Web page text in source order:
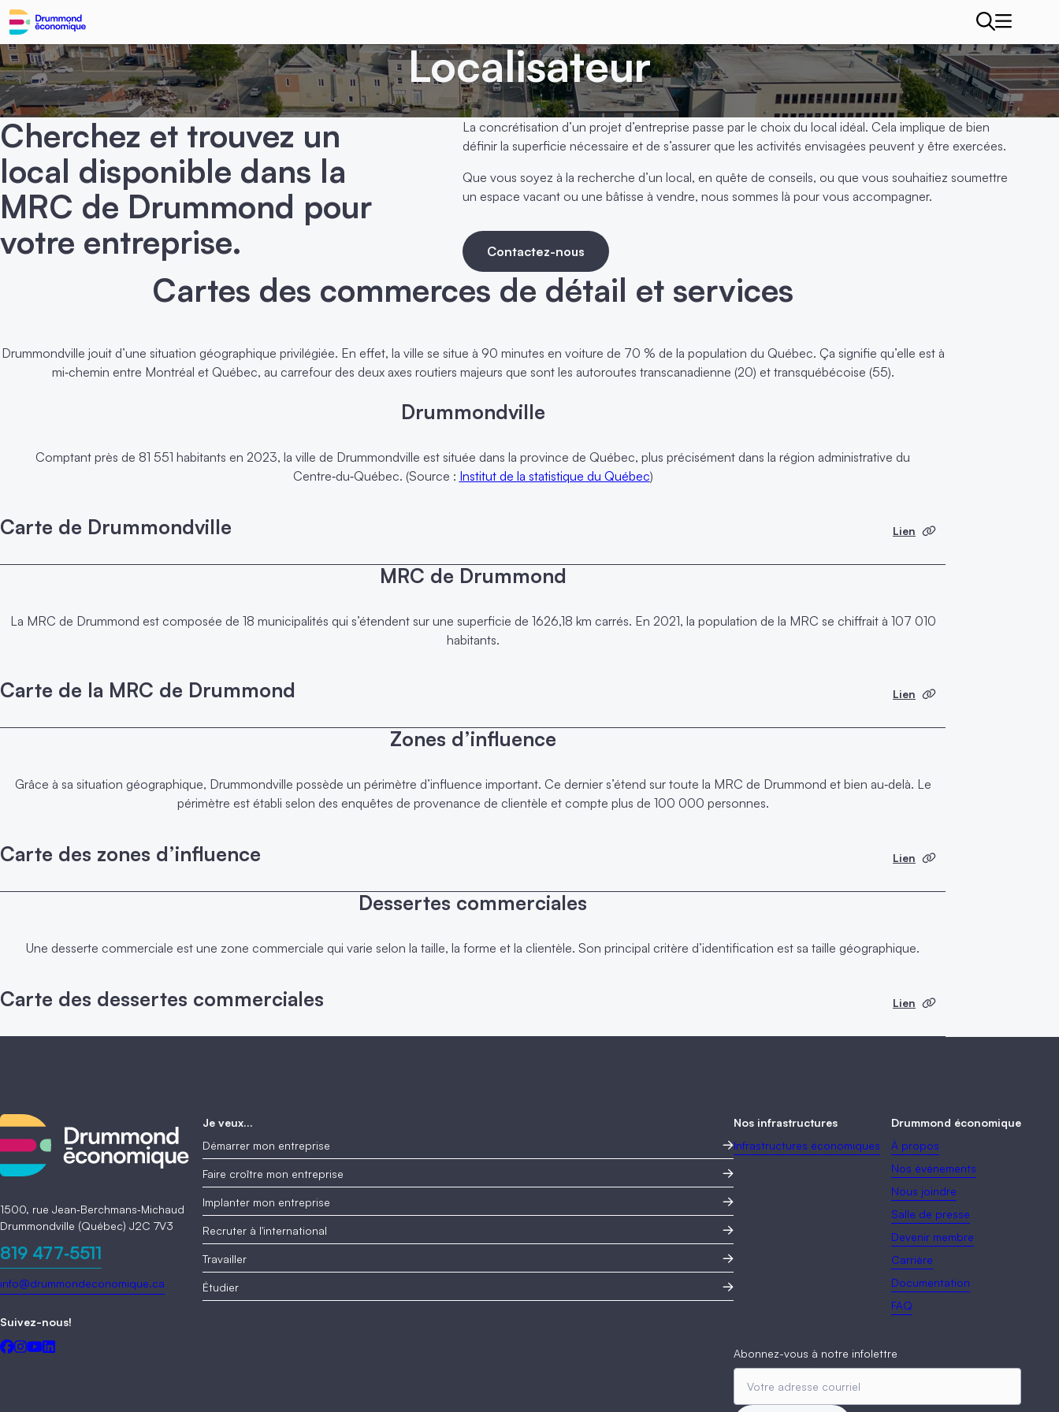
Localisateur
Cherchez et trouvez un
local disponible dans la
MRC de Drummond pour
votre entreprise.
La concrétisation d’un projet d’entreprise passe par le choix du local idéal. Cela implique de bien
définir la superficie nécessaire et de s’assurer que les activités envisagées peuvent y être exercées.
Que vous soyez à la recherche d’un local, en quête de conseils, ou que vous souhaitiez soumettre
un espace vacant ou une bâtisse à vendre, nous sommes là pour vous accompagner.
Contactez-nous
Cartes des commerces de détail et services
Drummondville jouit d’une situation géographique privilégiée. En effet, la ville se situe à 90 minutes en voiture de 70 % de la population du Québec. Ça signifie qu’elle est à
mi‑chemin entre Montréal et Québec, au carrefour des deux axes routiers majeurs que sont les autoroutes transcanadienne (20) et transquébécoise (55).
Drummondville
Comptant près de 81 551 habitants en 2023, la ville de Drummondville est située dans la province de Québec, plus précisément dans la région administrative du
Centre‑du‑Québec. (Source : Institut de la statistique du Québec)
Carte de Drummondville Lien
MRC de Drummond
La MRC de Drummond est composée de 18 municipalités qui s’étendent sur une superficie de 1626,18 km carrés. En 2021, la population de la MRC se chiffrait à 107 010
habitants.
Carte de la MRC de Drummond Lien
Zones d’influence
Grâce à sa situation géographique, Drummondville possède un périmètre d’influence important. Ce dernier s’étend sur toute la MRC de Drummond et bien au‑delà. Le
périmètre est établi selon des enquêtes de provenance de clientèle et compte plus de 100 000 personnes.
Carte des zones d’influence Lien
Dessertes commerciales
Une desserte commerciale est une zone commerciale qui varie selon la taille, la forme et la clientèle. Son principal critère d’identification est sa taille géographique.
Carte des dessertes commerciales Lien
1500, rue Jean‑Berchmans‑Michaud
Drummondville (Québec) J2C 7V3
819 477‑5511
info@drummondeconomique.ca
Suivez-nous!
Je veux...
Démarrer mon entreprise
Faire croître mon entreprise
Implanter mon entreprise
Recruter à l'international
Travailler
Étudier
Nos infrastructures
Infrastructures économiques
Drummond économique
À propos
Nos événements
Nous joindre
Salle de presse
Devenir membre
Carrière
Documentation
FAQ
Abonnez-vous à notre infolettre